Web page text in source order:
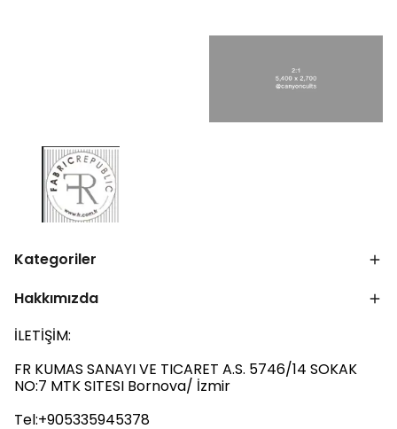
Kategoriler
Hakkımızda
İLETİŞİM:
FR KUMAS SANAYI VE TICARET A.S. 5746/14 SOKAK
NO:7 MTK SITESI Bornova/ İzmir
Tel:‪+905335945378‬